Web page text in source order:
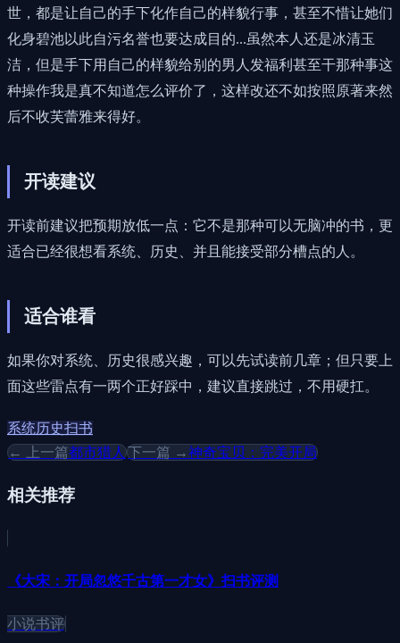
世，都是让自己的手下化作自己的样貌行事，甚至不惜让她们
化身碧池以此自污名誉也要达成目的...虽然本人还是冰清玉
洁，但是手下用自己的样貌给别的男人发福利甚至干那种事这
种操作我是真不知道怎么评价了，这样改还不如按照原著来然
后不收芙蕾雅来得好。
开读建议
开读前建议把预期放低一点：它不是那种可以无脑冲的书，更
适合已经很想看系统、历史、并且能接受部分槽点的人。
适合谁看
如果你对系统、历史很感兴趣，可以先试读前几章；但只要上
面这些雷点有一两个正好踩中，建议直接跳过，不用硬扛。
系统历史扫书
← 上一篇都市猎人下一篇 →神奇宝贝：完美开局
相关推荐
《大宋：开局忽悠千古第一才女》扫书评测
小说书评